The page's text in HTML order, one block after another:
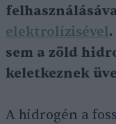
elektrolízisével
sem a zöld
keletkeznek
A hidrogén a